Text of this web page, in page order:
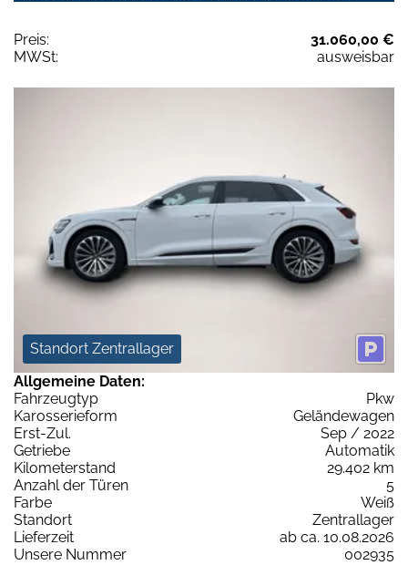
Preis:
31.060,00 €
MWSt:
ausweisbar
Standort Zentrallager
Allgemeine Daten:
Fahrzeugtyp
Pkw
Karosserieform
Geländewagen
Erst-Zul.
Sep / 2022
Getriebe
Automatik
Kilometerstand
29.402 km
Anzahl der Türen
5
Farbe
Weiß
Standort
Zentrallager
Lieferzeit
ab ca. 10.08.2026
Unsere Nummer
002935